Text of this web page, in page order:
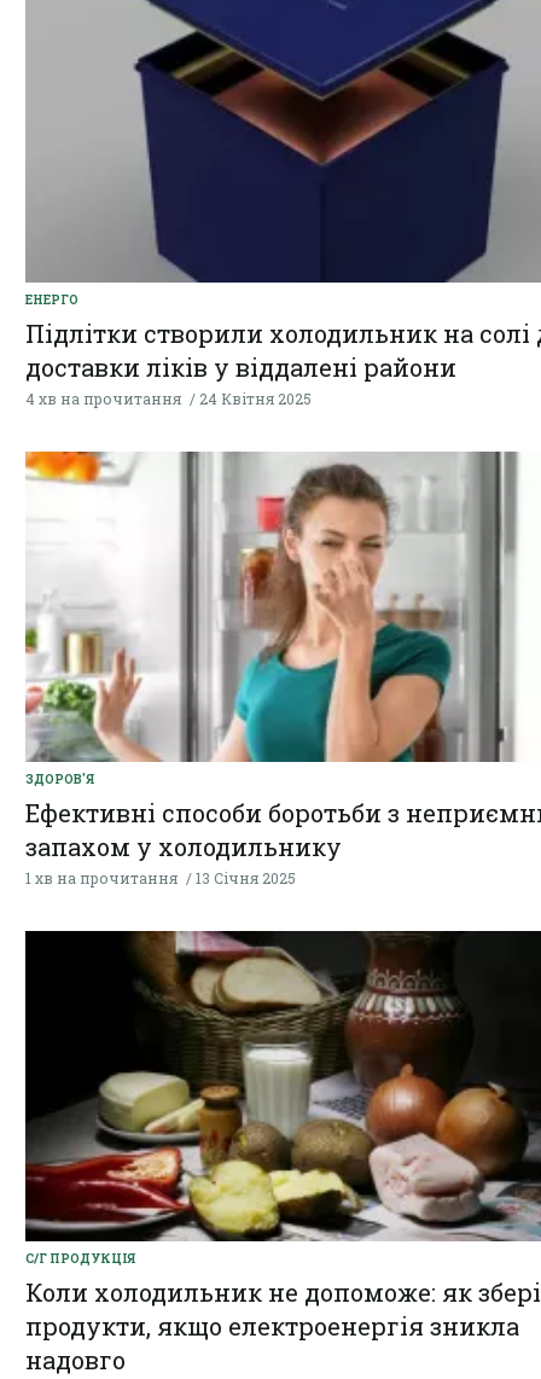
ЕНЕРГО
Підлітки створили холодильник на солі
доставки ліків у віддалені райони
4 хв на прочитання 24 Квітня 2025
ЗДОРОВ'Я
Ефективні способи боротьби з
запахом у холодильнику
1 хв на прочитання 13 Січня 2025
С/Г ПРОДУКЦІЯ
Коли холодильник не допоможе: як
продукти, якщо електроенергія зникла
надовго